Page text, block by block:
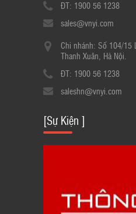
ĐT: 1900 56 1238
sales@vnyi.com
Chi nhánh: Số 104/15
Thanh Xuân, Hà Nội.
ĐT: 1900 56 1238
saleshn@vnyi.com
[Sự Kiện ]